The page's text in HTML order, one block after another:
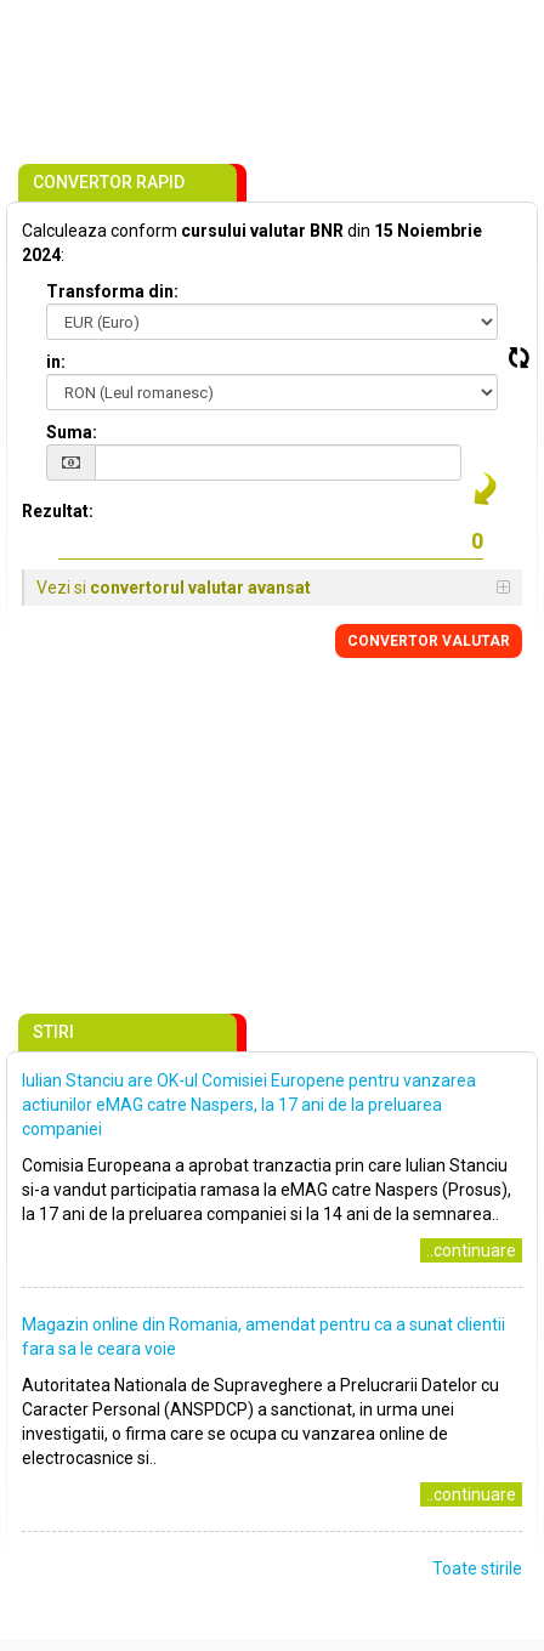
CONVERTOR RAPID
Calculeaza conform cursului valutar BNR din 15 Noiembrie
2024:
Transforma din:
in:
Suma:
Rezultat:
Vezi si convertorul valutar avansat
CONVERTOR VALUTAR
STIRI
Iulian Stanciu are OK-ul Comisiei Europene pentru vanzarea
actiunilor eMAG catre Naspers, la 17 ani de la preluarea
companiei
Comisia Europeana a aprobat tranzactia prin care Iulian Stanciu
si-a vandut participatia ramasa la eMAG catre Naspers (Prosus),
la 17 ani de la preluarea companiei si la 14 ani de la semnarea..
..continuare
Magazin online din Romania, amendat pentru ca a sunat clientii
fara sa le ceara voie
Autoritatea Nationala de Supraveghere a Prelucrarii Datelor cu
Caracter Personal (ANSPDCP) a sanctionat, in urma unei
investigatii, o firma care se ocupa cu vanzarea online de
electrocasnice si..
..continuare
Toate stirile